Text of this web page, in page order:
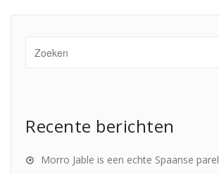
Recente berichten
Morro Jable is een echte Spaanse parel